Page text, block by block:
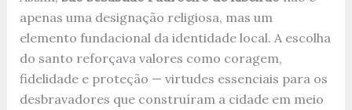
apenas uma designação religiosa, mas um
elemento fundacional da identidade local. A escolha
do santo reforçava valores como coragem,
fidelidade e proteção — virtudes essenciais para os
desbravadores que construíram a cidade em meio